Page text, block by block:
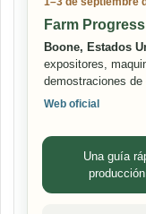
Farm
Boone, Estados
expositores,
demostraciones de
Web oficial
Una guía